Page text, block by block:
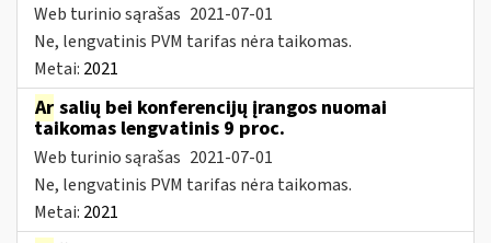
Web turinio sąrašas 2021-07-01
Ne, lengvatinis PVM tarifas nėra taikomas.
Metai: 2021
Ar salių bei konferencijų įrangos nuomai
taikomas lengvatinis 9 proc.
Web turinio sąrašas 2021-07-01
Ne, lengvatinis PVM tarifas nėra taikomas.
Metai: 2021